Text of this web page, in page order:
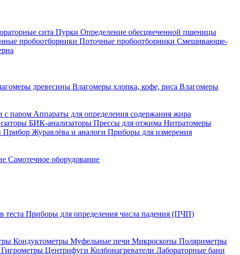
сита Пурки Определение обесцвеченной пшеницы
пробоотборники Поточные пробоотборники Смешивающе-
древесины Влагомеры хлопка, кофе, риса Влагомеры
с паром Аппараты для определения содержания жира
БИК-анализаторы Прессы для отжима Нитратомеры
Прибор Журавлёва и аналоги Приборы для измерения
Самотечное оборудование
теста Приборы для определения числа падения (ПЧП)
Кондуктометры Муфельные печи Микроскопы Поляриметры
Гигрометры Центрифуги Колбонагреватели Лабораторные бани